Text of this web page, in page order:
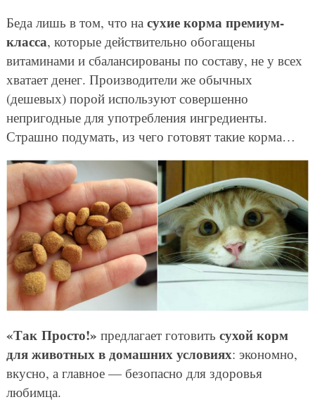
Беда лишь в том, что на сухие корма премиум-
класса, которые действительно обогащены
витаминами и сбалансированы по составу, не у всех
хватает денег. Производители же обычных
(дешевых) порой используют совершенно
непригодные для употребления ингредиенты.
Страшно подумать, из чего готовят такие корма…
«Так Просто!» предлагает готовить сухой корм
для животных в домашних условиях: экономно,
вкусно, а главное — безопасно для здоровья
любимца.